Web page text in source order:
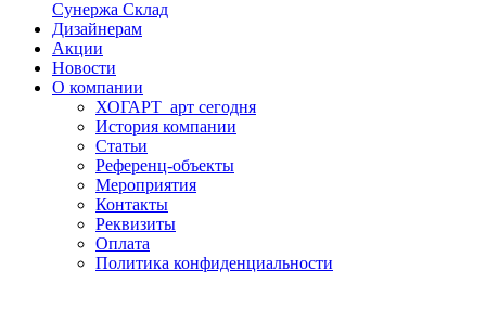
Сунержа Склад
Дизайнерам
Акции
Новости
О компании
ХОГАРТ_арт сегодня
История компании
Статьи
Референц-объекты
Мероприятия
Контакты
Реквизиты
Оплата
Политика конфиденциальности